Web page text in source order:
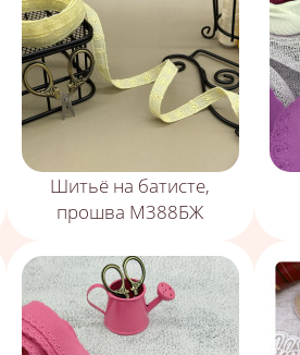
Шитьё на батисте,
прошва М388БЖ